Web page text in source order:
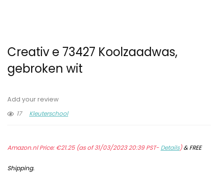
Creativ e 73427 Koolzaadwas,
gebroken wit
Add your review
17
Kleuterschool
Amazon.nl Price:€21.25(as of 31/03/2023 20:39 PST- Details)&FREE
Shipping.